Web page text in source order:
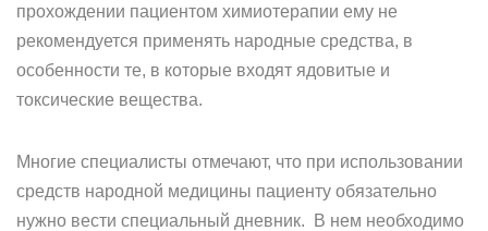
прохождении пациентом химиотерапии ему не
рекомендуется применять народные средства, в
особенности те, в которые входят ядовитые и
токсические вещества.
Многие специалисты отмечают, что при использовании
средств народной медицины пациенту обязательно
нужно вести специальный дневник. В нем необходимо